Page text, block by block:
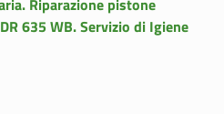
Riparazione pistone
635 WB. Servizio di Igiene